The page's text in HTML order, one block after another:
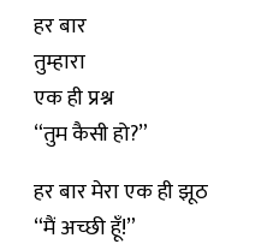
हर बार
तुम्हारा
एक ही प्रश्न
“तुम कैसी हो?”
हर बार मेरा एक ही झूठ
“मैं अच्छी हूँ!”